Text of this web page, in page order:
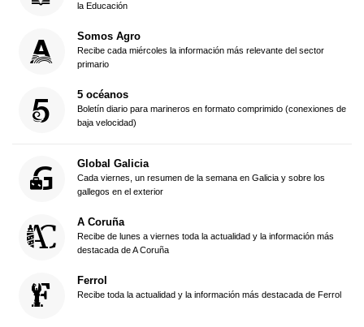
la Educación
Somos Agro
Recibe cada miércoles la información más relevante del sector
primario
5 océanos
Boletín diario para marineros en formato comprimido (conexiones de
baja velocidad)
Global Galicia
Cada viernes, un resumen de la semana en Galicia y sobre los
gallegos en el exterior
A Coruña
Recibe de lunes a viernes toda la actualidad y la información más
destacada de A Coruña
Ferrol
Recibe toda la actualidad y la información más destacada de Ferrol